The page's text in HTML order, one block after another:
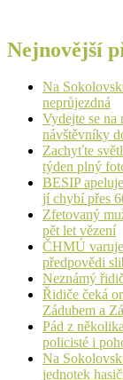
Nejnovější
Na
neprůjezdná
Vydejte se na
návštěvníky
Zachyťte
týden plný
BESIP
jí chybí přes
Zfetovaný
pět let vězení
ČHMÚ
předpovědi
Neznámý
Řidiče čeká
Zádubem a
Pád z
policisté i
Na
jednotek